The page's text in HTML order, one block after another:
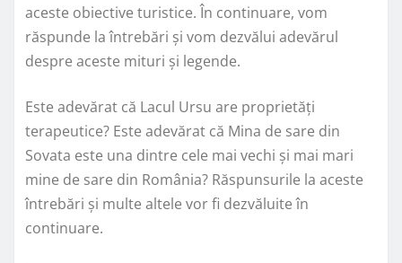
aceste obiective turistice. În continuare, vom
răspunde la întrebări și vom dezvălui adevărul
despre aceste mituri și legende.
Este adevărat că Lacul Ursu are proprietăți
terapeutice? Este adevărat că Mina de sare din
Sovata este una dintre cele mai vechi și mai mari
mine de sare din România? Răspunsurile la aceste
întrebări și multe altele vor fi dezvăluite în
continuare.